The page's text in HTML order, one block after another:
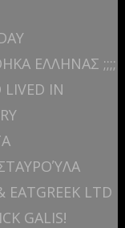
ΕΛΛΗΝΑΣ ;;;;
LIVED IN
EATGREEK LTD
GALIS!